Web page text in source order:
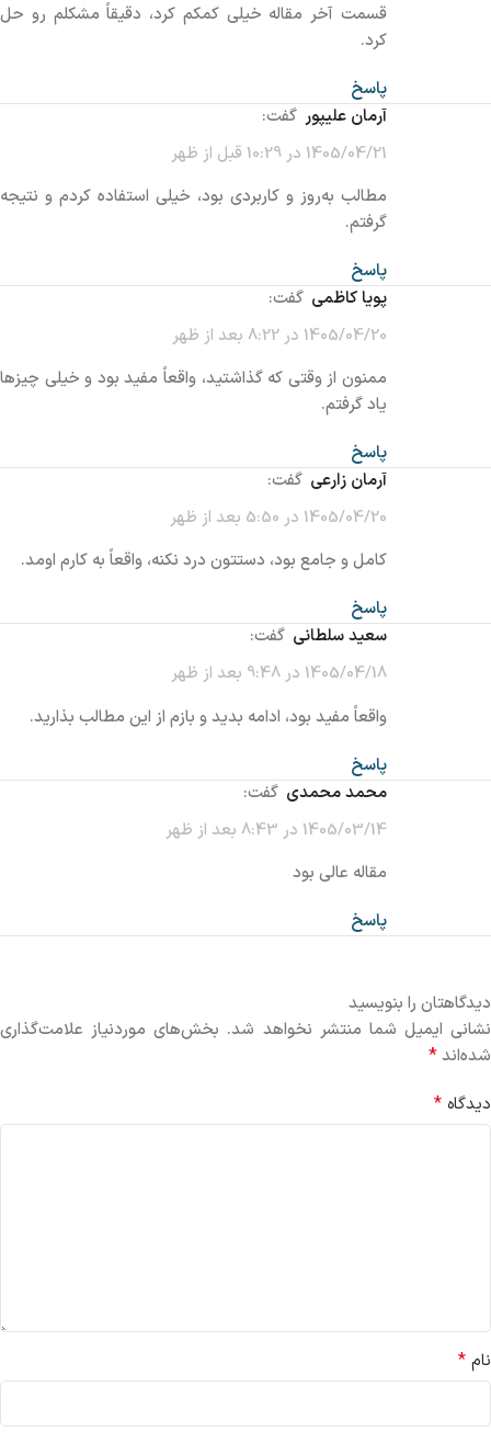
قسمت آخر مقاله خیلی کمکم کرد، دقیقاً مشکلم رو حل
کرد.
پاسخ
آرمان علیپور گفت:
1405/04/21 در 10:29 قبل از ظهر
مطالب به‌روز و کاربردی بود، خیلی استفاده کردم و نتیجه
گرفتم.
پاسخ
پویا کاظمی گفت:
1405/04/20 در 8:22 بعد از ظهر
ممنون از وقتی که گذاشتید، واقعاً مفید بود و خیلی چیزها
یاد گرفتم.
پاسخ
آرمان زارعی گفت:
1405/04/20 در 5:50 بعد از ظهر
کامل و جامع بود، دستتون درد نکنه، واقعاً به کارم اومد.
پاسخ
سعید سلطانی گفت:
1405/04/18 در 9:48 بعد از ظهر
واقعاً مفید بود، ادامه بدید و بازم از این مطالب بذارید.
پاسخ
محمد محمدی گفت:
1405/03/14 در 8:43 بعد از ظهر
مقاله عالی بود
پاسخ
دیدگاهتان را بنویسید
نشانی ایمیل شما منتشر نخواهد شد. بخش‌های موردنیاز علامت‌گذاری
شده‌اند*
دیدگاه *
نام *